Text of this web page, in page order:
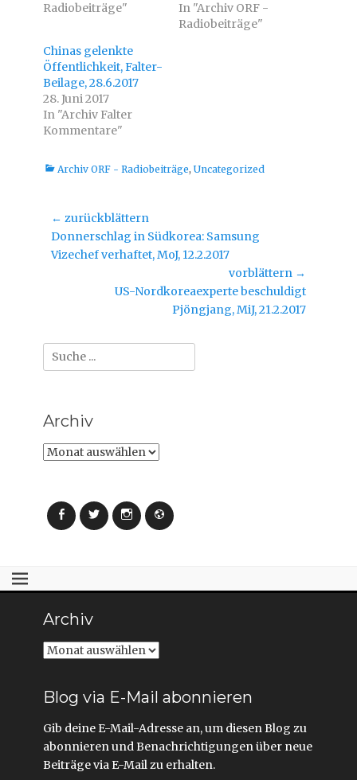
z
i
l
e
n
(
W
i
r
d
i
e
u
n
t
e
r
)
z
i
l
e
n
(
W
r
d
i
e
u
e
n
s
t
e
r
)
Radiobeiträge"
In "Archiv ORF -
Radiobeiträge"
Chinas gelenkte
Öffentlichkeit, Falter-
Beilage, 28.6.2017
28. Juni 2017
In "Archiv Falter
Kommentare"
Kategorien
Archiv ORF - Radiobeiträge, Uncategorized
Beitragsnavigation
← zurückblättern
Vorheriger
Beitrag:
Donnerschlag in Südkorea: Samsung
Vizechef verhaftet, MoJ, 12.2.2017
vorblättern →
US-Nordkoreaexperte beschuldigt
Pjöngjang, MiJ, 21.2.2017
Suche
nach:
Archiv
Archiv
FacebookTwitter InstagramWebseite
Archiv
Archiv
Blog via E-Mail abonnieren
Gib deine E-Mail-Adresse an, um diesen Blog zu
abonnieren und Benachrichtigungen über neue
Beiträge via E-Mail zu erhalten.